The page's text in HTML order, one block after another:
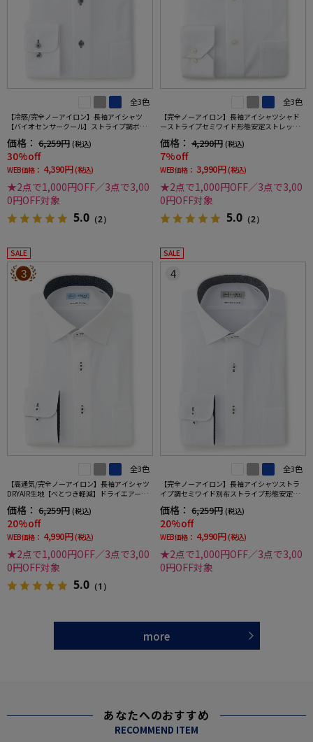
全3色
【冷感/完全ノーアイロン】長袖アイシャツ
【バイオセンサークール】ストライプ調ボタ
ンダウンストライプ形態安定ストレッチ防汚
効果吸汗速乾ワイシャツ春夏
価格： 6,259円 (税込)
30%off
WEB価格： 4,390円 (税込)
★2点で1,000円OFF／3点で3,00
0円OFF対象
5.0 （2）
全3色
【完全ノーアイロン】長袖アイシャツシャド
ーストライプセミワイド形態安定ストレッチ
吸汗速乾ワイシャツ通年
価格： 4,290円 (税込)
7%off
WEB価格： 3,990円 (税込)
★2点で1,000円OFF／3点で3,00
0円OFF対象
5.0 （2）
SALE
3
全3色
【高通気/完全ノーアイロン】長袖アイシャツ
DRYAIR生地【べとつき軽減】ドライエアース
トライプ調セミワイド別布ストライプ形態安
定ストレッチ防汚効果吸汗速乾ワイシャツ春
夏
価格： 6,259円 (税込)
20%off
WEB価格： 4,990円 (税込)
★2点で1,000円OFF／3点で3,00
0円OFF対象
5.0 （1）
SALE
4
全3色
【完全ノーアイロン】長袖アイシャツストラ
イプ調セミワイド別布ストライプ形態安定ス
トレッチ防汚効果吸汗速乾ワイシャツ通年
価格： 6,259円 (税込)
20%off
WEB価格： 4,990円 (税込)
★2点で1,000円OFF／3点で3,00
0円OFF対象
more
あなたへのおすすめ
RECOMMEND ITEM